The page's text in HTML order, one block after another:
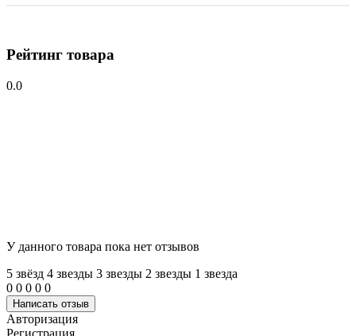
Рейтинг товара
0.0
У данного товара пока нет отзывов
5 звёзд 4 звeзды 3 звeзды 2 звeзды 1 звeзда
0 0 0 0 0
Написать отзыв
Авторизация
Регистрация